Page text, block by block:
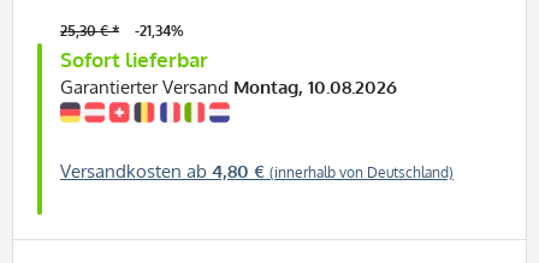
Sofort lieferbar
Garantierter Versand Montag, 10.08.2026
Versandkosten ab 4,80 € (innerhalb von Deutschland)
25,30 € * -21,34%